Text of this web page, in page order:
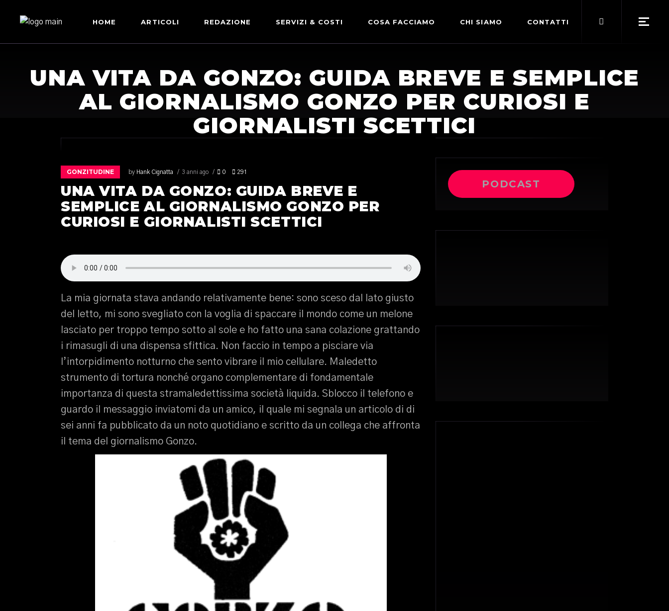
HOME ARTICOLI REDAZIONE SERVIZI & COSTI
LE NOSTRE PARTNERSHIP
COMUNICAZIONE EXPRESS
COSA FACCIAMO CHI SIAMO
TERMINI DI SERVIZIO
CONTATTI
UNA VITA DA GONZO: GUIDA BREVE E SEMPLICE
AL GIORNALISMO GONZO PER CURIOSI E
GIORNALISTI SCETTICI
GONZITUDINE by Hank Cignatta 3 anni ago 0 291
UNA VITA DA GONZO: GUIDA BREVE E
SEMPLICE AL GIORNALISMO GONZO PER
CURIOSI E GIORNALISTI SCETTICI
La mia giornata stava andando relativamente bene: sono sceso dal lato giusto
del letto, mi sono svegliato con la voglia di spaccare il mondo come un melone
lasciato per troppo tempo sotto al sole e ho fatto una sana colazione grattando
i rimasugli di una dispensa sfittica. Non faccio in tempo a pisciare via
l’intorpidimento notturno che sento vibrare il mio cellulare. Maledetto
strumento di tortura nonché organo complementare di fondamentale
importanza di questa stramaledettissima società liquida. Sblocco il telefono e
guardo il messaggio inviatomi da un amico, il quale mi segnala un articolo di di
sei anni fa pubblicato da un noto quotidiano e scritto da un collega che affronta
il tema del giornalismo Gonzo.
PODCAST